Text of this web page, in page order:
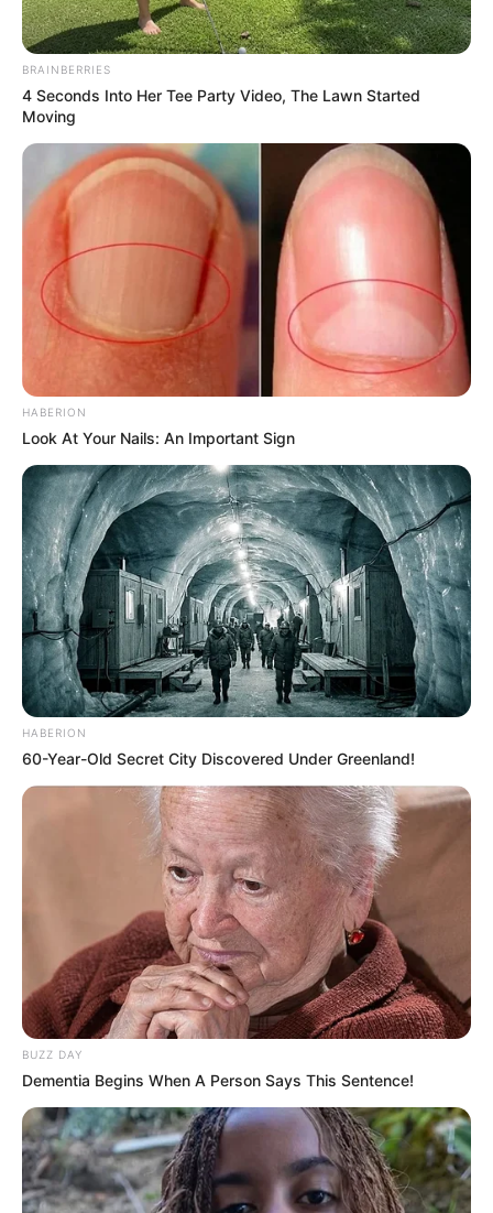
BRAINBERRIES
4 Seconds Into Her Tee Party Video, The Lawn Started
Moving
HABERION
Look At Your Nails: An Important Sign
HABERION
60-Year-Old Secret City Discovered Under Greenland!
BUZZ DAY
Dementia Begins When A Person Says This Sentence!